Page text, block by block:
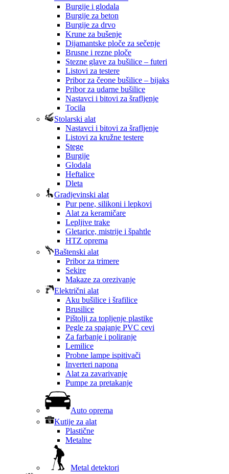
Burgije i glodala
Burgije za beton
Burgije za drvo
Krune za bušenje
Dijamantske ploče za sečenje
Brusne i rezne ploče
Stezne glave za bušilice – futeri
Listovi za testere
Pribor za čeone bušilice – bijaks
Pribor za udarne bušilice
Nastavci i bitovi za šrafljenje
Tocila
Stolarski alat
Nastavci i bitovi za šrafljenje
Listovi za kružne testere
Stege
Burgije
Glodala
Heftalice
Dleta
Gradjevinski alat
Pur pene, silikoni i lepkovi
Alat za keramičare
Lepljive trake
Gletarice, mistrije i špahtle
HTZ oprema
Baštenski alat
Pribor za trimere
Sekire
Makaze za orezivanje
Električni alat
Aku bušilice i šrafilice
Brusilice
Pištolji za topljenje plastike
Pegle za spajanje PVC cevi
Za farbanje i poliranje
Lemilice
Probne lampe ispitivači
Inverteri napona
Alat za zavarivanje
Pumpe za pretakanje
Auto oprema
Kutije za alat
Plastične
Metalne
Metal detektori